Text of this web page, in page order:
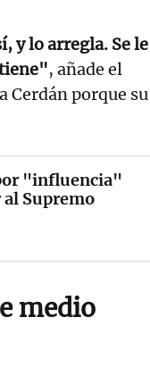
y lo arregla. Se le
, añade el
Cerdán porque su
"influencia"
al Supremo
medio